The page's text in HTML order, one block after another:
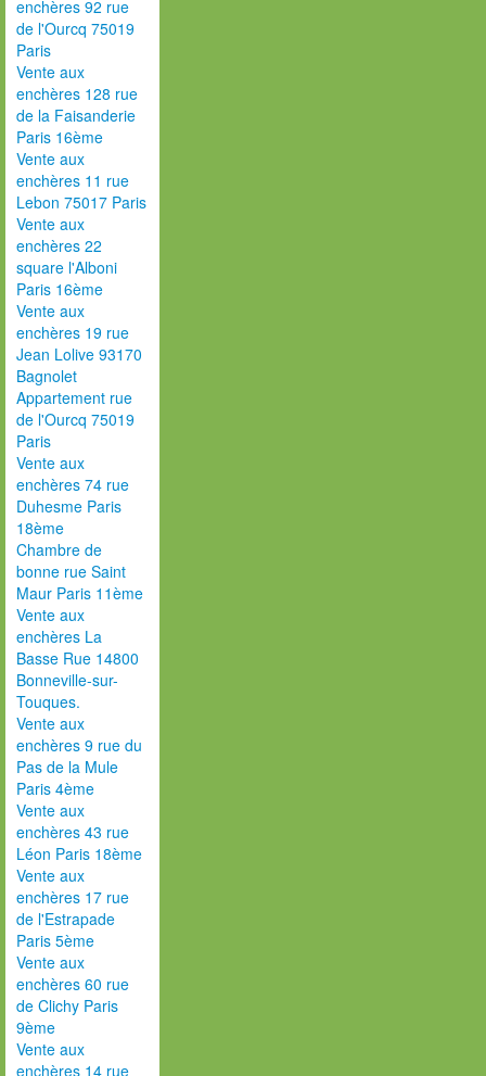
enchères 92 rue
de l'Ourcq 75019
Paris
Vente aux
enchères 128 rue
de la Faisanderie
Paris 16ème
Vente aux
enchères 11 rue
Lebon 75017 Paris
Vente aux
enchères 22
square l'Alboni
Paris 16ème
Vente aux
enchères 19 rue
Jean Lolive 93170
Bagnolet
Appartement rue
de l'Ourcq 75019
Paris
Vente aux
enchères 74 rue
Duhesme Paris
18ème
Chambre de
bonne rue Saint
Maur Paris 11ème
Vente aux
enchères La
Basse Rue 14800
Bonneville-sur-
Touques.
Vente aux
enchères 9 rue du
Pas de la Mule
Paris 4ème
Vente aux
enchères 43 rue
Léon Paris 18ème
Vente aux
enchères 17 rue
de l'Estrapade
Paris 5ème
Vente aux
enchères 60 rue
de Clichy Paris
9ème
Vente aux
enchères 14 rue